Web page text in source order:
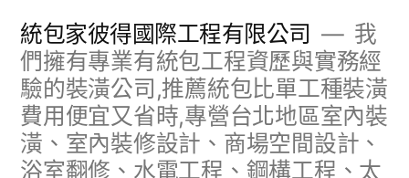
統包家彼得國際工程有限公司
我
們擁有專業有統包工程資歷與實務經
驗的裝潢公司,推薦統包比單工種裝潢
費用便宜又省時,專營台北地區室內裝
潢、室內裝修設計、商場空間設計、
浴室翻修、水電工程、鋼構工程、太